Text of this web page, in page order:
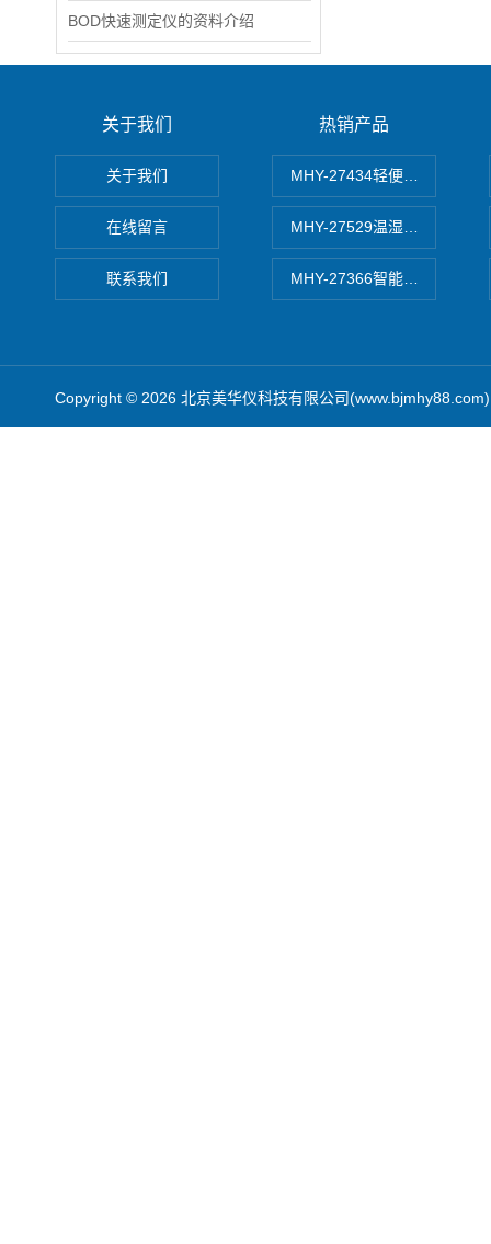
BOD快速测定仪的资料介绍
关于我们
关于我们
在线留言
联系我们
热销产品
MHY-27434轻便式自动水质
MHY-27529温湿度记录仪
MHY-27366智能数字微压计
Copyright © 2026 北京美华仪科技有限公司